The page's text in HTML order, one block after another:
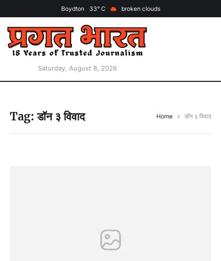
Boydton 33 broken clouds
Saturday, August 8, 2026
Tag:डॉन ३ विवाद Home डॉन ३ विवाद